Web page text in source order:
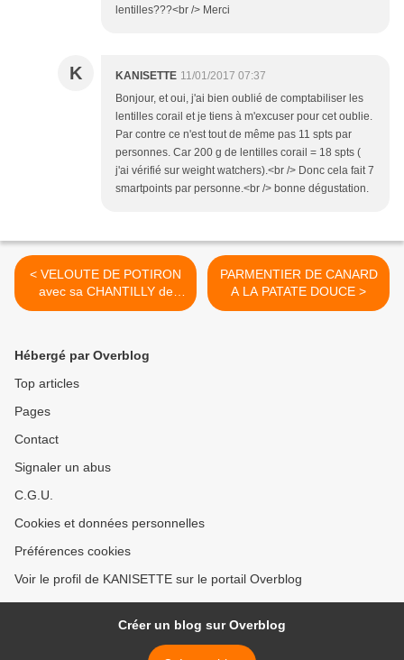
lentilles???<br /> Merci
K KANISETTE 11/01/2017 07:37
Bonjour, et oui, j'ai bien oublié de comptabiliser les
lentilles corail et je tiens à m'excuser pour cet oublie.
Par contre ce n'est tout de même pas 11 spts par
personnes. Car 200 g de lentilles corail = 18 spts (
j'ai vérifié sur weight watchers).<br /> Donc cela fait 7
smartpoints par personne.<br /> bonne dégustation.
< VELOUTE DE POTIRON
avec sa CHANTILLY de
FOIE GRAS
PARMENTIER DE CANARD
A LA PATATE DOUCE >
Hébergé par Overblog
Top articles
Pages
Contact
Signaler un abus
C.G.U.
Cookies et données personnelles
Préférences cookies
Voir le profil de KANISETTE sur le portail Overblog
Créer un blog sur Overblog